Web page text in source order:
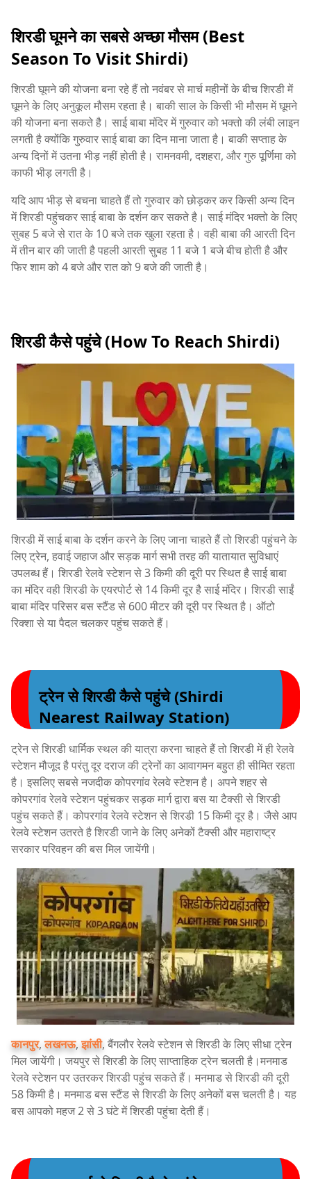
शिरडी घूमने का सबसे अच्छा मौसम (Best
Season To Visit Shirdi)
शिरडी घूमने की योजना बना रहे हैं तो नवंबर से मार्च महीनों के बीच शिरडी में
घूमने के लिए अनुकूल मौसम रहता है। बाकी साल के किसी भी मौसम में घूमने
की योजना बना सकते है। साई बाबा मंदिर में गुरुवार को भक्तो की लंबी लाइन
लगती है क्योंकि गुरुवार साई बाबा का दिन माना जाता है। बाकी सप्ताह के
अन्य दिनों में उतना भीड़ नहीं होती है। रामनवमी, दशहरा, और गुरु पूर्णिमा को
काफी भीड़ लगती है।
यदि आप भीड़ से बचना चाहते हैं तो गुरुवार को छोड़कर कर किसी अन्य दिन
में शिरडी पहुंचकर साई बाबा के दर्शन कर सकते है। साई मंदिर भक्तो के लिए
सुबह 5 बजे से रात के 10 बजे तक खुला रहता है। वही बाबा की आरती दिन
में तीन बार की जाती है पहली आरती सुबह 11 बजे 1 बजे बीच होती है और
फिर शाम को 4 बजे और रात को 9 बजे की जाती है।
शिरडी कैसे पहुंचे (How To Reach Shirdi)
शिरडी में साई बाबा के दर्शन करने के लिए जाना चाहते हैं तो शिरडी पहुंचने के
लिए ट्रेन, हवाई जहाज और सड़क मार्ग सभी तरह की यातायात सुविधाएं
उपलब्ध हैं। शिरडी रेलवे स्टेशन से 3 किमी की दूरी पर स्थित है साई बाबा
का मंदिर वही शिरडी के एयरपोर्ट से 14 किमी दूर है साई मंदिर। शिरडी साईं
बाबा मंदिर परिसर बस स्टैंड से 600 मीटर की दूरी पर स्थित है। ऑटो
रिक्शा से या पैदल चलकर पहुंच सकते हैं।
ट्रेन से शिरडी कैसे पहुंचे (Shirdi
Nearest Railway Station)
ट्रेन से शिरडी धार्मिक स्थल की यात्रा करना चाहते हैं तो शिरडी में ही रेलवे
स्टेशन मौजूद है परंतु दूर दराज की ट्रेनों का आवागमन बहुत ही सीमित रहता
है। इसलिए सबसे नजदीक कोपरगांव रेलवे स्टेशन है। अपने शहर से
कोपरगांव रेलवे स्टेशन पहुंचकर सड़क मार्ग द्वारा बस या टैक्सी से शिरडी
पहुंच सकते हैं। कोपरगांव रेलवे स्टेशन से शिरडी 15 किमी दूर है। जैसे आप
रेलवे स्टेशन उतरते है शिरडी जाने के लिए अनेकों टैक्सी और महाराष्ट्र
सरकार परिवहन की बस मिल जायेंगी।
कानपुर,लखनऊ,झांसी, बैंगलौर रेलवे स्टेशन से शिरडी के लिए सीधा ट्रेन
मिल जायेंगी। जयपुर से शिरडी के लिए साप्ताहिक ट्रेन चलती है।मनमाड
रेलवे स्टेशन पर उतरकर शिरडी पहुंच सकते हैं। मनमाड से शिरडी की दूरी
58 किमी है। मनमाड बस स्टैंड से शिरडी के लिए अनेकों बस चलती है। यह
बस आपको महज 2 से 3 घंटे में शिरडी पहुंचा देती हैं।